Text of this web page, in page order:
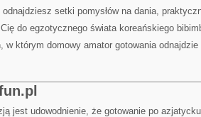
setki pomysłów na dania,
do egzotycznego świata koreańskiego
w którym domowy amator gotowania
jest udowodnienie, że gotowanie po